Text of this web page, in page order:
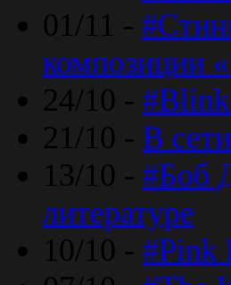
01/11 -
композиции
24/10 -
21/10 - В
13/10 - #Боб
литературе
10/10 - #Pink